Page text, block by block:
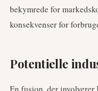
bekymrede for
konsekvenser for
Potentielle